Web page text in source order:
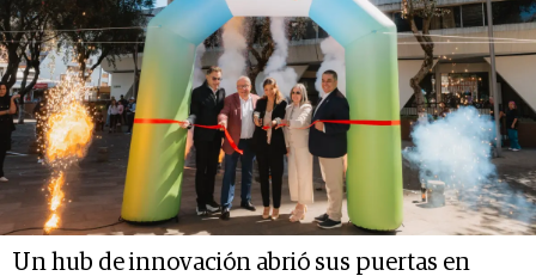
Un hub de innovación abrió sus puertas en